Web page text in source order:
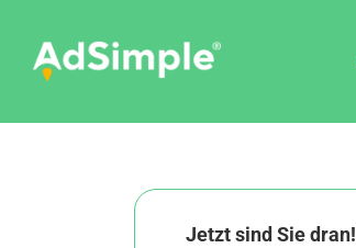
content
Jetzt sind Sie dran!